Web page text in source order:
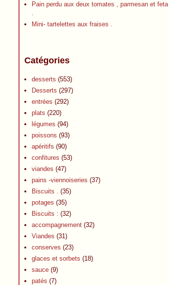
Pain perdu aux deux tomates , parmesan et feta
.
Mini- tartelettes aux fraises .
Catégories
desserts (553)
Desserts (297)
entrées (292)
plats (220)
légumes (94)
poissons (93)
apéritifs (90)
confitures (53)
viandes (47)
pains -viennoiseries (37)
Biscuits . (35)
potages (35)
Biscuits : (32)
accompagnement (32)
Viandes (31)
conserves (23)
glaces et sorbets (18)
sauce (9)
patés (7)